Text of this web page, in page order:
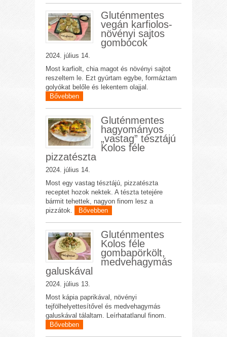
Gluténmentes
vegán karfiolos-
növényi sajtos
gombócok
2024. július 14.
Most karfiolt, chia magot és növényi sajtot
reszeltem le. Ezt gyúrtam egybe, formáztam
golyókat belőle és lekentem olajjal.
Bővebben
Gluténmentes
hagyományos
„vastag” tésztájú
Kolos féle
pizzatészta
2024. július 14.
Most egy vastag tésztájú, pizzatészta
receptet hozok nektek. A tészta tetejére
bármit tehettek, nagyon finom lesz a
pizzátok.
Bővebben
Gluténmentes
Kolos féle
gombapörkölt,
medvehagymás
galuskával
2024. július 13.
Most kápia paprikával, növényi
tejfölhelyettesítővel és medvehagymás
galuskával tálaltam. Leírhatatlanul finom.
Bővebben